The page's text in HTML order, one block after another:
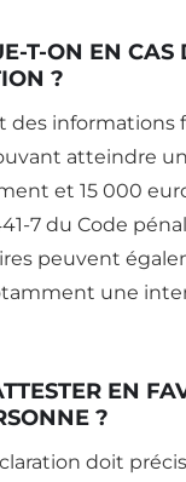
T-ON EN CAS
?
des informations
atteindre
et 15 000
7 du Code
peuvent
une
EN
?
doit